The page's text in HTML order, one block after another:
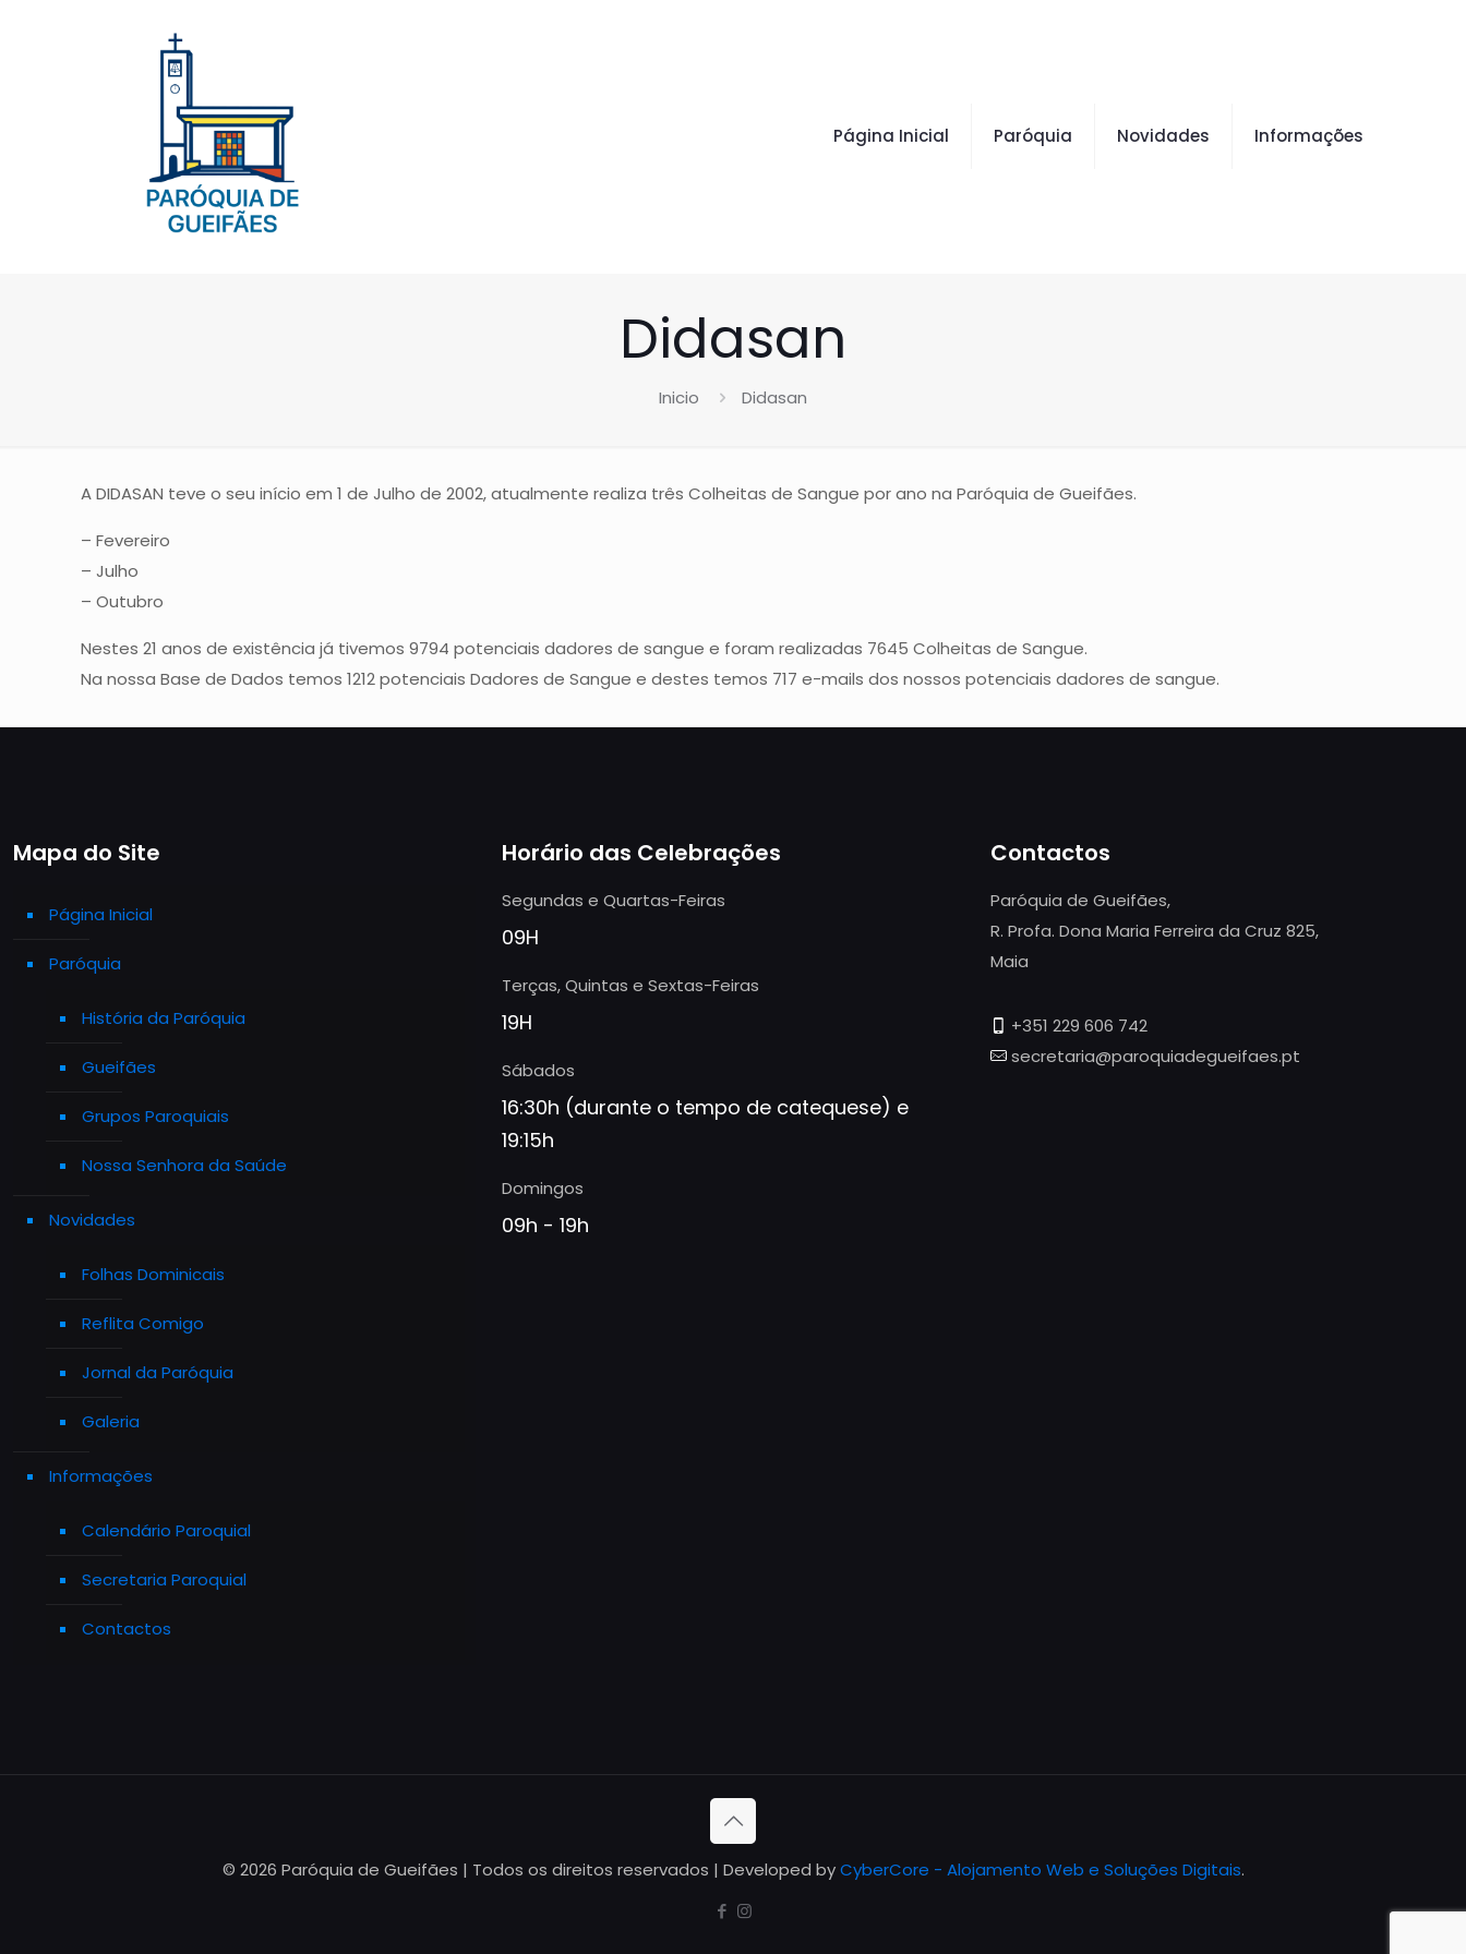
Página Inicial Paróquia Novidades Informações
Didasan
Inicio Didasan
A DIDASAN teve o seu início em 1 de Julho de 2002, atualmente realiza três Colheitas de Sangue por ano na Paróquia de Gueifães.
– Fevereiro
– Julho
– Outubro
Nestes 21 anos de existência já tivemos 9794 potenciais dadores de sangue e foram realizadas 7645 Colheitas de Sangue.
Na nossa Base de Dados temos 1212 potenciais Dadores de Sangue e destes temos 717 e-mails dos nossos potenciais dadores de sangue.
Mapa do Site
Página Inicial
Paróquia
História da Paróquia
Gueifães
Grupos Paroquiais
Nossa Senhora da Saúde
Novidades
Folhas Dominicais
Reflita Comigo
Jornal da Paróquia
Galeria
Informações
Calendário Paroquial
Secretaria Paroquial
Contactos
Horário das Celebrações
Segundas e Quartas-Feiras
09H
Terças, Quintas e Sextas-Feiras
19H
Sábados
16:30h (durante o tempo de catequese) e
19:15h
Domingos
09h - 19h
Contactos
Paróquia de Gueifães,
R. Profa. Dona Maria Ferreira da Cruz 825,
Maia
+351 229 606 742
secretaria@paroquiadegueifaes.pt
© 2026 Paróquia de Gueifães | Todos os direitos reservados | Developed byCyberCore - Alojamento Web e Soluções Digitais.